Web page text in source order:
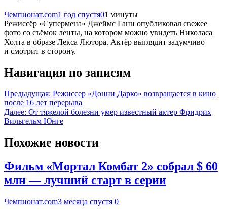
Чемпионат.com1 год спустя01 минуты
Режиссёр «Супермена» Джеймс Ганн опубликовал свежее
фото со съёмок ленты, на котором можно увидеть Николаса
Холта в образе Лекса Лютора. Актёр выглядит задумчиво
и смотрит в сторону.
Навигация по записям
Предыдущая: Режиссер «Донни Дарко» возвращается в кино
после 16 лет перерыва
Далее: От тяжелой болезни умер известный актер Фридрих
Вильгельм Юнге
Похожие новости
Фильм «Мортал Комбат 2» собрал $ 60
млн — лучший старт в серии
Чемпионат.com3 месяца спустя 0